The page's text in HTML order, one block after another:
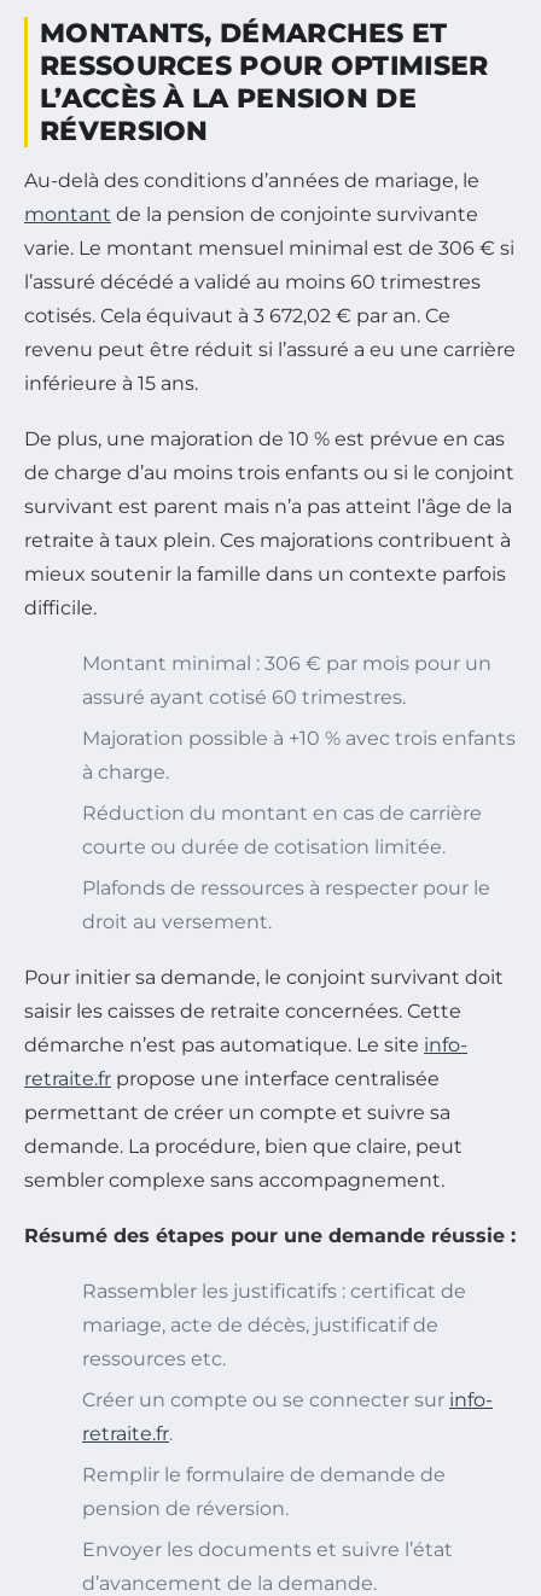
MONTANTS, DÉMARCHES ET
RESSOURCES POUR OPTIMISER
L’ACCÈS À LA PENSION DE
RÉVERSION
Au-delà des conditions d’années de mariage, le
montant de la pension de conjointe survivante
varie. Le montant mensuel minimal est de 306 € si
l’assuré décédé a validé au moins 60 trimestres
cotisés. Cela équivaut à 3 672,02 € par an. Ce
revenu peut être réduit si l’assuré a eu une carrière
inférieure à 15 ans.
De plus, une majoration de 10 % est prévue en cas
de charge d’au moins trois enfants ou si le conjoint
survivant est parent mais n’a pas atteint l’âge de la
retraite à taux plein. Ces majorations contribuent à
mieux soutenir la famille dans un contexte parfois
difficile.
Montant minimal : 306 € par mois pour un
assuré ayant cotisé 60 trimestres.
Majoration possible à +10 % avec trois enfants
à charge.
Réduction du montant en cas de carrière
courte ou durée de cotisation limitée.
Plafonds de ressources à respecter pour le
droit au versement.
Pour initier sa demande, le conjoint survivant doit
saisir les caisses de retraite concernées. Cette
démarche n’est pas automatique. Le site info-
retraite.fr propose une interface centralisée
permettant de créer un compte et suivre sa
demande. La procédure, bien que claire, peut
sembler complexe sans accompagnement.
Résumé des étapes pour une demande réussie :
Rassembler les justificatifs : certificat de
mariage, acte de décès, justificatif de
ressources etc.
Créer un compte ou se connecter sur info-
retraite.fr.
Remplir le formulaire de demande de
pension de réversion.
Envoyer les documents et suivre l’état
d’avancement de la demande.